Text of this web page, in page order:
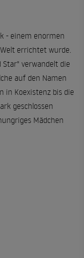
- einem enormen
errichtet wurde.
Star" verwandelt die
auf den Namen
in Koexistenz bis die
geschlossen
Mädchen